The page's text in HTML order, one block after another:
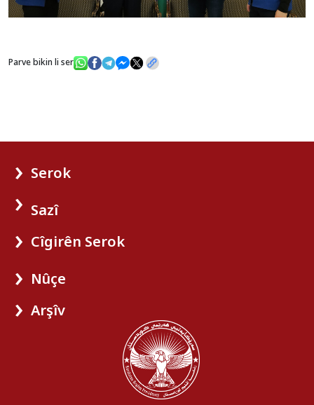
Parve bikin li ser
Serok
Sazî
Cîgirên Serok
Nûçe
Arşîv